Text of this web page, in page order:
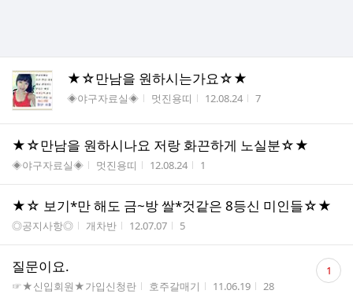
★☆만남을 원하시는가요☆★
게시판명
◈야구자료실◈ 작성자
멋진용띠 작성시간
12.08.24 조회수
7
★☆만남을 원하시나요 저랑 화끈하게 노실분☆★
게시판명
◈야구자료실◈ 작성자
멋진용띠 작성시간
12.08.24 조회수
1
★☆ 보기*만 해도 금~방 쌀*것같은 8등신 미인들☆★
게시판명
◎공지사항◎ 작성자
개차반 작성시간
12.07.07 조회수
5
질문이요.
게시판명
☞★신입회원★가입신청란 작성자
호주갈매기 작성시간
11.06.19 조회수
28
댓
글 1